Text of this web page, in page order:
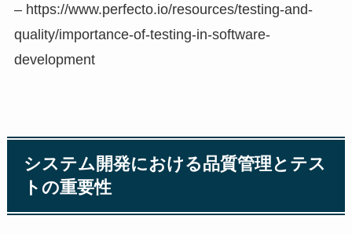
– https://www.perfecto.io/resources/testing-and-
quality/importance-of-testing-in-software-
development
システム開発における品質管理とテス
トの重要性